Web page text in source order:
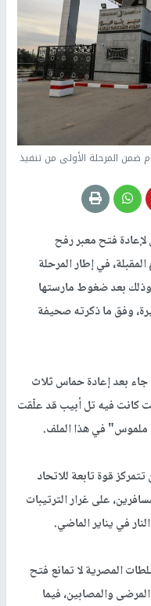
ضمن المرحلة الأولى من تنفيذ
فتح معبر رفح
في إطار المرحلة
بعد ضغوط مارستها
وفق ما ذكرته صحيفة
جاء بعد إعادة حماس ثلاث
كانت فيه تل أبيب قد علّقت
ملموس" في هذا الملف.
قوة تابعة للاتحاد
على غرار الترتيبات
في يناير الماضي.
المصرية لا تمانع فتح
والمصابين، فيما